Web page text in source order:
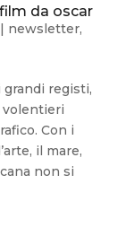
da oscar
| newsletter,
grandi registi,
volentieri
Con i
il mare,
non si